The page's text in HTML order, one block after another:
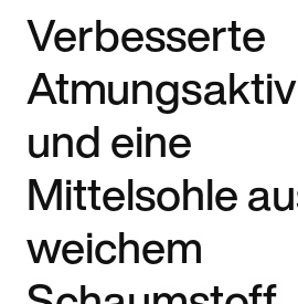
Verbesserte
und eine
Mittelsohle
weichem